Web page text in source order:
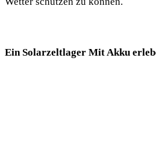
Ein⁣ Solarzeltlager Mit Akku